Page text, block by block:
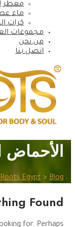
معطر
ماء
كرات
مجموعات
من نحن
اتصل بنا
الأحماض
Roots Egypt > Blog
Found
for. Perhaps